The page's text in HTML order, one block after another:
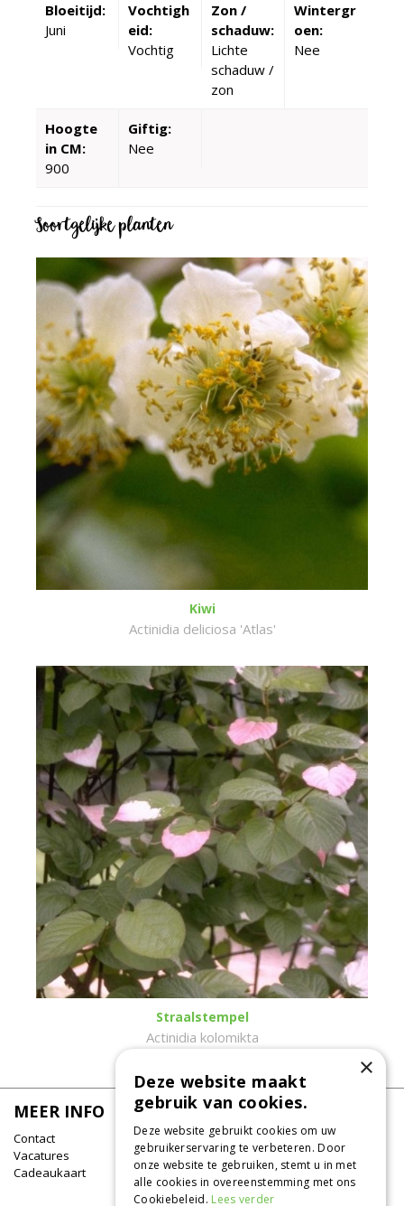
Bloeitijd:
Juni
Vochtigh
eid:
Vochtig
Zon /
schaduw:
Lichte
schaduw /
zon
Wintergr
oen:
Nee
Hoogte
in CM:
900
Giftig:
Nee
Soortgelijke planten
Kiwi
Actinidia deliciosa 'Atlas'
Straalstempel
Actinidia kolomikta
MEER INFO
Contact
Vacatures
Cadeaukaart
×
Deze website maakt
gebruik van cookies.
Deze website gebruikt cookies om uw
gebruikerservaring te verbeteren. Door
onze website te gebruiken, stemt u in met
alle cookies in overeenstemming met ons
Cookiebeleid. Lees verder